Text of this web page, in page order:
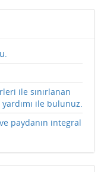
ile sınırlanan
ile bulunuz.
paydanın integral